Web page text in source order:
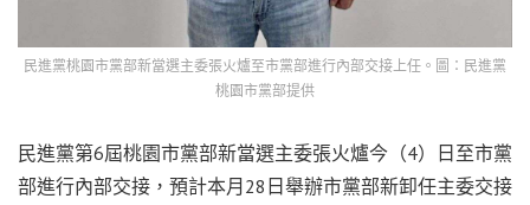
民進黨桃園市黨部新當選主委張火爐至市黨部進行內部交接上任。圖：民進黨
桃園市黨部提供
民進黨第6屆桃園市黨部新當選主委張火爐今（4）日至市黨
部進行內部交接，預計本月28日舉辦市黨部新卸任主委交接